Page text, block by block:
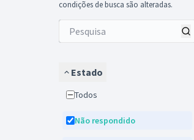
condições de busca são alteradas.
Estado
Todos
Não respondido